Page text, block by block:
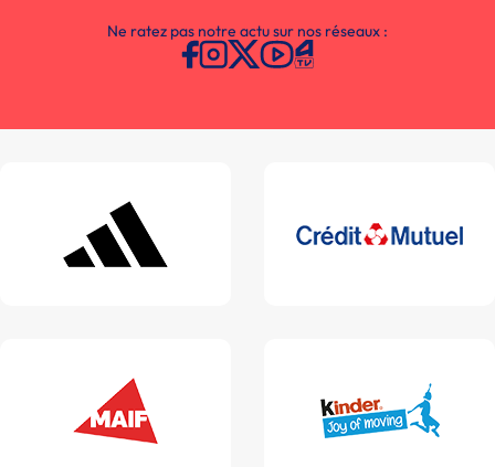
Ne ratez pas notre actu sur nos réseaux :